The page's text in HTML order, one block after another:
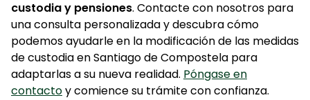
custodia y pensiones. Contacte con nosotros para
una consulta personalizada y descubra cómo
podemos ayudarle en la modificación de las medidas
de custodia en Santiago de Compostela para
adaptarlas a su nueva realidad. Póngase en
contactoy comience su trámite con confianza.